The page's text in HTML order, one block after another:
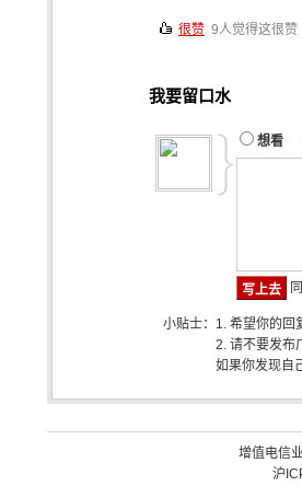
很赞 9人觉得这很赞
我要留口水
想看
小贴士： 1. 希望你的回
2. 请不要发布
如果你发现自
增值电信
沪